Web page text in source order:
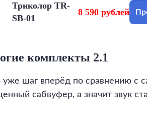
Триколор TR-
SB-01
8 590 рублей
комплекты 2.1
шаг вперёд по сравнению с
сабвуфер, а значит звук